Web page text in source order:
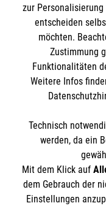
Cookies verwalten
Barrierefreiheit |
zur
entscheiden
möchten.
Zustimmung
Funktionalitäten
Weitere Infos
Technisch
werden, da ein
Mit dem Klick auf
dem Gebrauch der
Einstellungen